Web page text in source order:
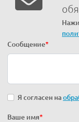
Сообщение*
Я согласен на
Ваше имя*